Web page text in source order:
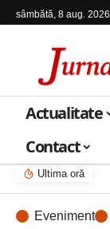
sâmbătă, 8 aug. 2026
Actualitate
Contact
Ultima oră
Eveniment